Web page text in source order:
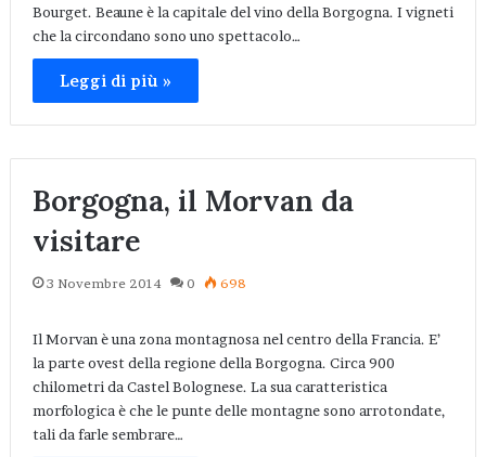
Bourget. Beaune è la capitale del vino della Borgogna. I vigneti
che la circondano sono uno spettacolo…
Leggi di più »
Borgogna, il Morvan da
visitare
3 Novembre 2014 0 698
Il Morvan è una zona montagnosa nel centro della Francia. E’
la parte ovest della regione della Borgogna. Circa 900
chilometri da Castel Bolognese. La sua caratteristica
morfologica è che le punte delle montagne sono arrotondate,
tali da farle sembrare…